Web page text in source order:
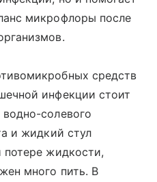
микрофлоры после
средств
инфекции стоит
солевого
и жидкий стул
потере жидкости,
много пить. В